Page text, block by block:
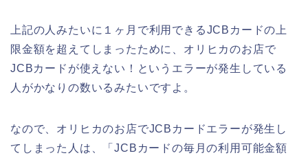
上記の人みたいに１ヶ月で利用できるJCBカードの上
限金額を超えてしまったために、オリヒカのお店で
JCBカードが使えない！というエラーが発生している
人がかなりの数いるみたいですよ。
なので、オリヒカのお店でJCBカードエラーが発生し
てしまった人は、「JCBカードの毎月の利用可能金額